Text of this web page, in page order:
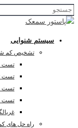
سیستم شنوایی
تشخیص کم
تست
تست
تست
تست
راه حل های